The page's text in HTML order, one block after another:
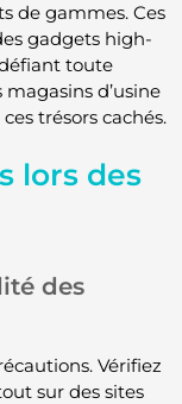
de gammes. Ces
gadgets high-
toute
d’usine
trésors cachés.
lors des
des
Vérifiez
sur des sites